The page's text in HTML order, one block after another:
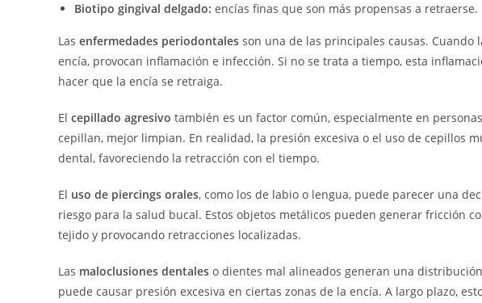
Biotipo gingival delgado: encías finas que son más propensas a retraerse.
Las enfermedades periodontales son una de las principales causas.
encía, provocan inflamación e infección. Si no se trata a tiempo, esta
hacer que la encía se retraiga.
El cepillado agresivo también es un factor común, especialmente en
cepillan, mejor limpian. En realidad, la presión excesiva o el uso de cepillos
dental, favoreciendo la retracción con el tiempo.
El uso de piercings orales, como los de labio o lengua, puede parecer una
riesgo para la salud bucal. Estos objetos metálicos pueden generar fricción
tejido y provocando retracciones localizadas.
Las maloclusiones dentales o dientes mal alineados generan una
puede causar presión excesiva en ciertas zonas de la encía. A largo plazo,